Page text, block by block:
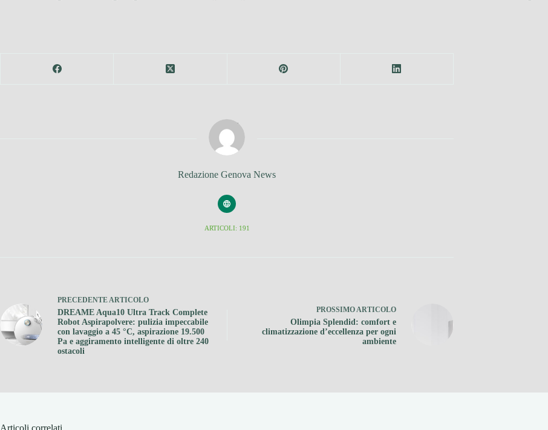
Redazione Genova News
ARTICOLI: 191
PRECEDENTEARTICOLO
DREAME Aqua10 Ultra Track Complete
Robot Aspirapolvere: pulizia impeccabile
con lavaggio a 45 °C, aspirazione 19.500
Pa e aggiramento intelligente di oltre 240
ostacoli
PROSSIMOARTICOLO
Olimpia Splendid: comfort e
climatizzazione d’eccellenza per ogni
ambiente
Articoli correlati